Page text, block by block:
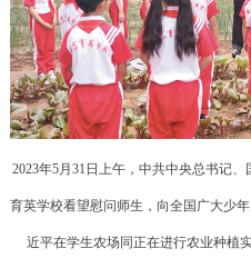
2023年5月31日上午，中共中央总书记
育英学校看望慰问师生，向全国广大少
近平在学生农场同正在进行农业种植